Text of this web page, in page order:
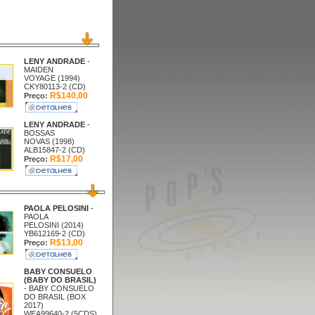
LENY ANDRADE -
MAIDEN
VOYAGE (1994)
CKY80113-2 (CD)
Preço: R$140,00
LENY ANDRADE -
BOSSAS
NOVAS (1998)
ALB15847-2 (CD)
Preço: R$17,00
PAOLA PELOSINI -
PAOLA
PELOSINI (2014)
YB612169-2 (CD)
Preço: R$13,00
BABY CONSUELO
(BABY DO BRASIL)
- BABY CONSUELO
DO BRASIL (BOX
2017)